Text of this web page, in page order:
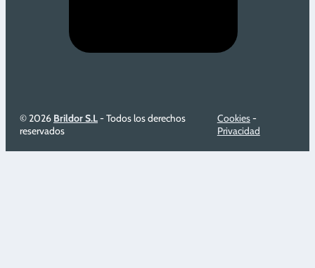
© 2026 Brildor S.L- Todos los derechos
reservados
Cookies-
Privacidad